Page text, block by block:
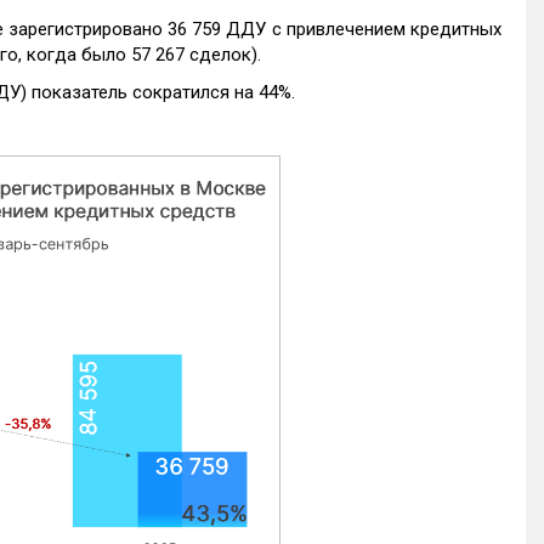
36 759 ДДУ с привлечением кредитных
когда было 57 267 сделок).
показатель сократился на 44%.